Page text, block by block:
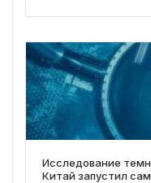
Исследование
Китай запустил